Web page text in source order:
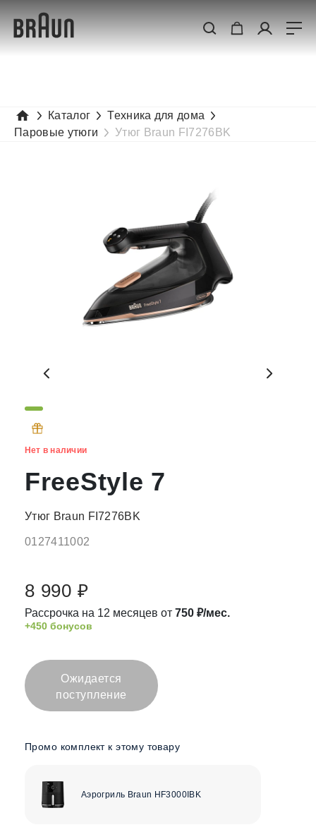
Каталог
Техника для дома
Паровые утюги
Утюг Braun FI7276BK
Нет в наличии
FreeStyle 7
Утюг Braun FI7276BK
0127411002
8 990 ₽
Рассрочка на 12 месяцев от 750 ₽/мес.
+450 бонусов
Ожидается
поступление
Промо комплект к этому товару
Аэрогриль Braun HF3000IBK